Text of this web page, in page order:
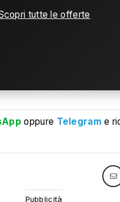
tutte le offerte
oppure Telegram e